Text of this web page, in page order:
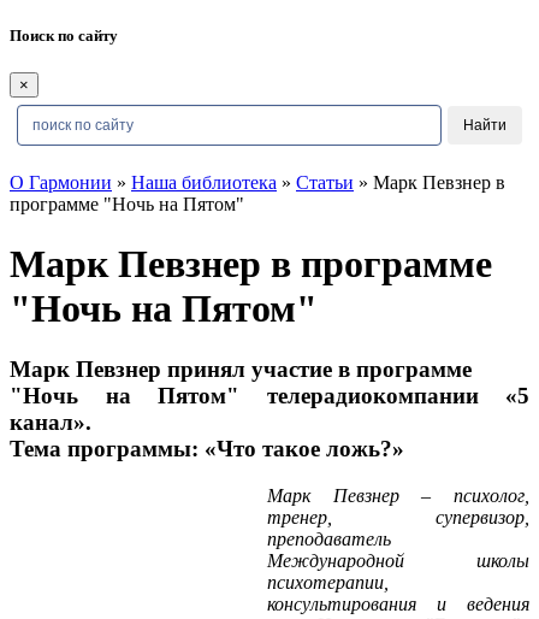
Поиск по сайту
×
О Гармонии » Наша библиотека » Статьи » Марк Певзнер в
программе "Ночь на Пятом"
Марк Певзнер в программе
"Ночь на Пятом"
Марк Певзнер принял участие в программе
"Ночь на Пятом" телерадиокомпании «5
канал».
Тема программы: «Что такое ложь?»
Марк Певзнер – психолог,
тренер, супервизор,
преподаватель
Международной школы
психотерапии,
консультирования и ведения